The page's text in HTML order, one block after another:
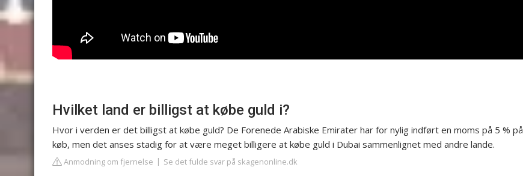
Hvilket land er billigst at købe guld i?
Hvor i verden er det billigst at købe guld? De Forenede Arabiske Emirater har for nylig indført en moms på 5 % på
køb, men det anses stadig for at være meget billigere at købe guld i Dubai sammenlignet med andre lande.
Anmodning om fjernelse Se det fulde svar på skagenonline.dk